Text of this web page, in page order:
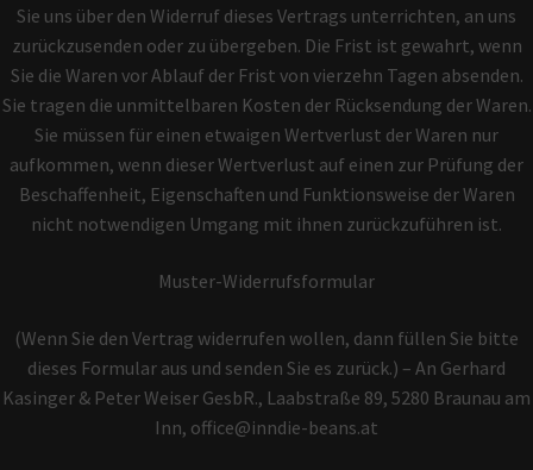
Sie uns über den Widerruf dieses Vertrags unterrichten, an uns
zurückzusenden oder zu übergeben. Die Frist ist gewahrt, wenn
Sie die Waren vor Ablauf der Frist von vierzehn Tagen absenden.
Sie tragen die unmittelbaren Kosten der Rücksendung der Waren.
Sie müssen für einen etwaigen Wertverlust der Waren nur
aufkommen, wenn dieser Wertverlust auf einen zur Prüfung der
Beschaffenheit, Eigenschaften und Funktionsweise der Waren
nicht notwendigen Umgang mit ihnen zurückzuführen ist.
Muster-Widerrufsformular
(Wenn Sie den Vertrag widerrufen wollen, dann füllen Sie bitte
dieses Formular aus und senden Sie es zurück.) – An Gerhard
Kasinger & Peter Weiser GesbR., Laabstraße 89, 5280 Braunau am
Inn, office@inndie-beans.at